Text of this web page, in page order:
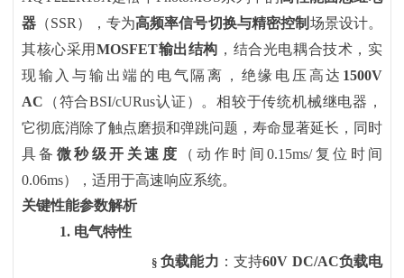
器 （SSR），专为高频率信号切换与精密控制 场景设计。
其核心采用 MOSFET输出结构 ，结合光电耦合技术，实
现输入与输出端的电气隔离，绝缘电压高达 1500V
AC （符合BSI/cURus认证）。相较于传统机械继电器，
它彻底消除了触点磨损和弹跳问题，寿命显著延长，同时
具备 微秒级开关速度 （动作时间0.15ms/复位时间
0.06ms），适用于高速响应系统。
关键性能参数解析
1. 电气特性
§负载能力 ：支持60V DC/AC负载电